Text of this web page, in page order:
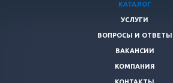
КАТАЛОГ
УСЛУГИ
ВОПРОСЫ И ОТВЕТЫ
ВАКАНСИИ
КОМПАНИЯ